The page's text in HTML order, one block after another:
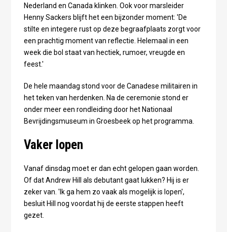
Nederland en Canada klinken. Ook voor marsleider
Henny Sackers blijft het een bijzonder moment: 'De
stilte en integere rust op deze begraafplaats zorgt voor
een prachtig moment van reflectie. Helemaal in een
week die bol staat van hectiek, rumoer, vreugde en
feest.'
De hele maandag stond voor de Canadese militairen in
het teken van herdenken. Na de ceremonie stond er
onder meer een rondleiding door het Nationaal
Bevrijdingsmuseum in Groesbeek op het programma.
Vaker lopen
Vanaf dinsdag moet er dan echt gelopen gaan worden.
Of dat Andrew Hill als debutant gaat lukken? Hij is er
zeker van. 'Ik ga hem zo vaak als mogelijk is lopen',
besluit Hill nog voordat hij de eerste stappen heeft
gezet.